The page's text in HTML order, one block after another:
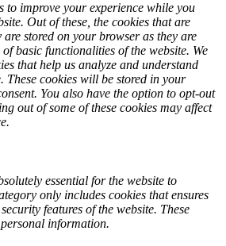
to improve your experience while you
Out of these, the cookies that are
are stored on your browser as they are
basic functionalities of the website. We
that help us analyze and understand
These cookies will be stored in your
You also have the option to opt-out
out of some of these cookies may affect
essential for the website to
only includes cookies that ensures
features of the website. These
information.